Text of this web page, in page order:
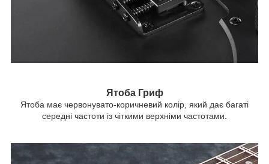
Ятоба Гриф
Ятоба має червонувато-коричневий колір, який дає багаті
середні частоти із чіткими верхніми частотами.